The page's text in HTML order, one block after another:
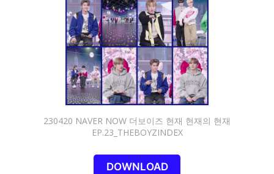
230420 NAVER NOW 더보이즈 현재 현재의 현재
EP.23_THEBOYZINDEX
DOWNLOAD